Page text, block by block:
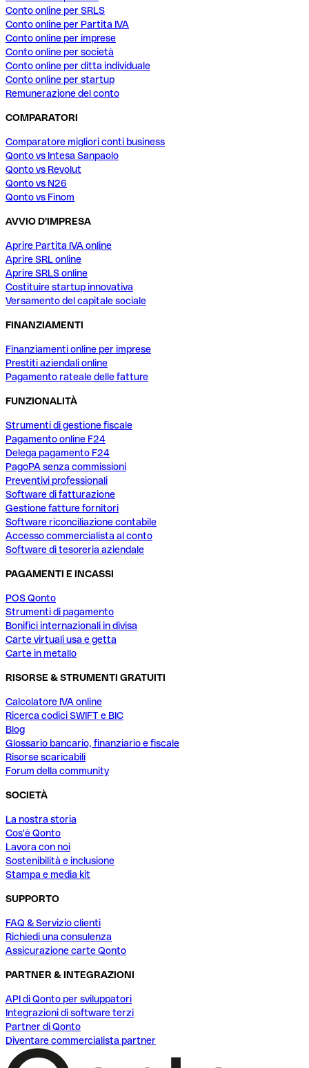
Conto online per SRLS
Conto online per Partita IVA
Conto online per imprese
Conto online per società
Conto online per ditta individuale
Conto online per startup
Remunerazione del conto
COMPARATORI
Comparatore migliori conti business
Qonto vs Intesa Sanpaolo
Qonto vs Revolut
Qonto vs N26
Qonto vs Finom
AVVIO D'IMPRESA
Aprire Partita IVA online
Aprire SRL online
Aprire SRLS online
Costituire startup innovativa
Versamento del capitale sociale
FINANZIAMENTI
Finanziamenti online per imprese
Prestiti aziendali online
Pagamento rateale delle fatture
FUNZIONALITÀ
Strumenti di gestione fiscale
Pagamento online F24
Delega pagamento F24
PagoPA senza commissioni
Preventivi professionali
Software di fatturazione
Gestione fatture fornitori
Software riconciliazione contabile
Accesso commercialista al conto
Software di tesoreria aziendale
PAGAMENTI E INCASSI
POS Qonto
Strumenti di pagamento
Bonifici internazionali in divisa
Carte virtuali usa e getta
Carte in metallo
RISORSE & STRUMENTI GRATUITI
Calcolatore IVA online
Ricerca codici SWIFT e BIC
Blog
Glossario bancario, finanziario e fiscale
Risorse scaricabili
Forum della community
SOCIETÀ
La nostra storia
Cos'è Qonto
Lavora con noi
Sostenibilità e inclusione
Stampa e media kit
SUPPORTO
FAQ & Servizio clienti
Richiedi una consulenza
Assicurazione carte Qonto
PARTNER & INTEGRAZIONI
API di Qonto per sviluppatori
Integrazioni di software terzi
Partner di Qonto
Diventare commercialista partner